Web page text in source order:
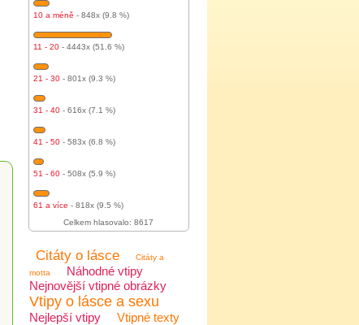
10 a méně - 848x (9.8 %)
11 - 20 - 4443x (51.6 %)
21 - 30 - 801x (9.3 %)
31 - 40 - 616x (7.1 %)
41 - 50 - 583x (6.8 %)
51 - 60 - 508x (5.9 %)
61 a více - 818x (9.5 %)
Celkem hlasovalo: 8617
Citáty o lásce
Citáty a
motta
Náhodné vtipy
Nejnovější vtipné obrázky
Vtipy o lásce a sexu
Nejlepší vtipy Vtipné texty